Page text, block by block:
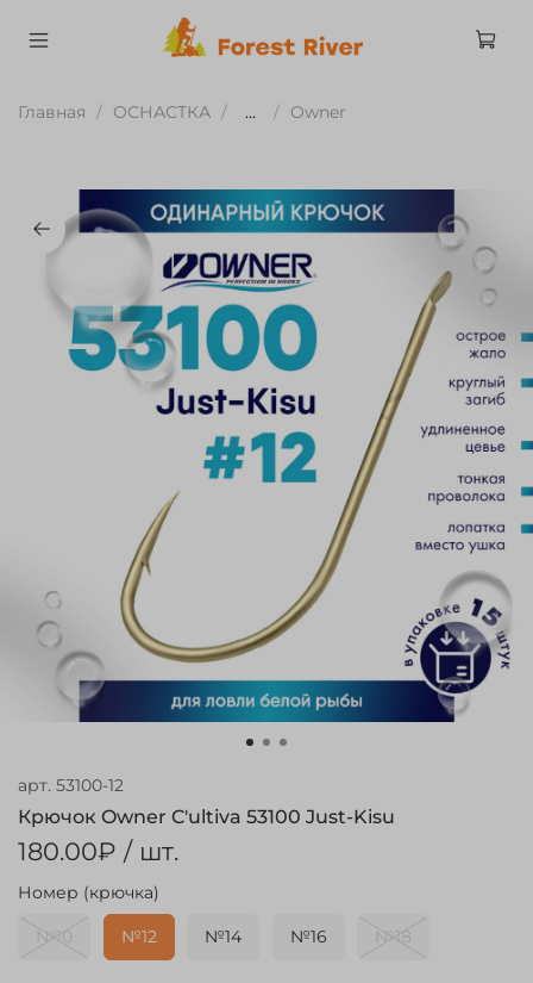
Главная ОСНАСТКА ... Owner
арт. 53100-12
Крючок Owner C'ultiva 53100 Just-Kisu
180.00₽ / шт.
Номер (крючка)
№10 №12 №14 №16 №18